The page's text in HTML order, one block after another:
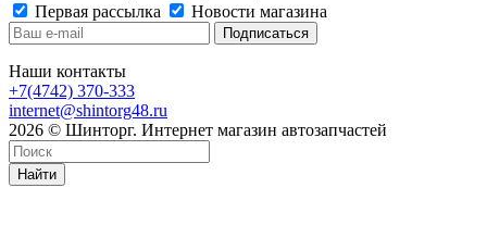
Первая рассылка
Новости магазина
Наши контакты
+7(4742) 370-333
internet@shintorg48.ru
2026 © Шинторг. Интернет магазин автозапчастей
Найти